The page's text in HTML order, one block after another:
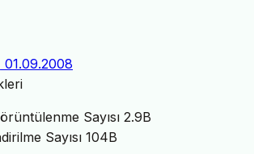
01.09.2008
Sayısı 2.9B
Sayısı 104B